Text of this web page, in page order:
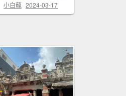
小白龍 2024-03-17